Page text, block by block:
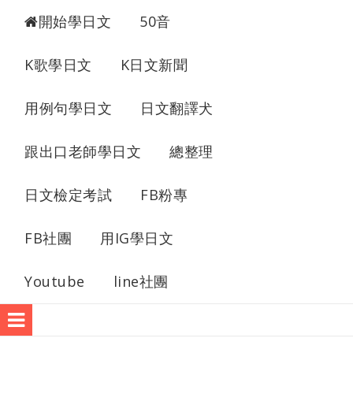
開始學日文 50音
K歌學日文 K日文新聞
用例句學日文 日文翻譯犬
跟出口老師學日文 總整理
日文檢定考試 FB粉專
FB社團 用IG學日文
Youtube line社團